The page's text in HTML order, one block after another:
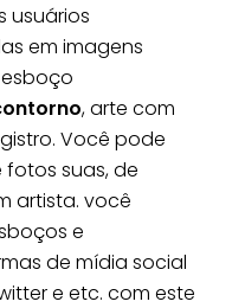
usuários
em imagens
, arte com
Você pode
suas, de
artista. você
e
de mídia social
e etc. com este